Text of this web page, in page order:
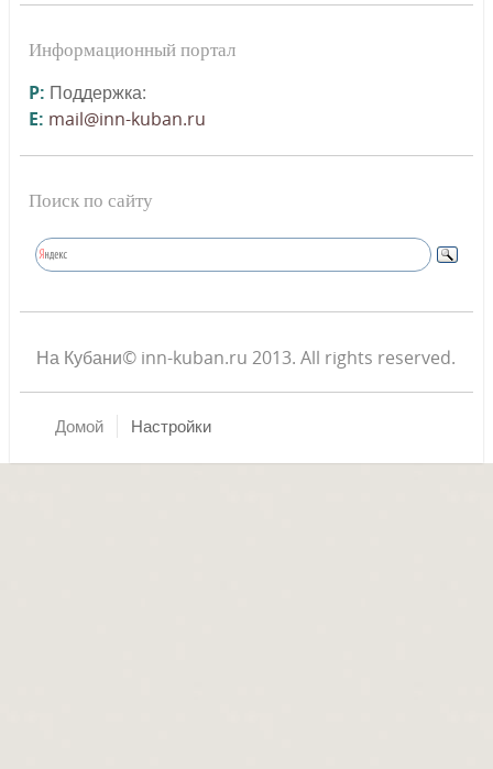
Информационный портал
P: Поддержка:
E: mail@inn-kuban.ru
Поиск по сайту
На Кубани© inn-kuban.ru 2013. All rights reserved.
Домой Настройки